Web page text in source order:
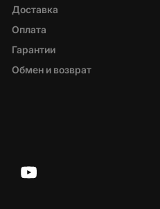
Доставка
Оплата
Гарантии
Обмен и возврат